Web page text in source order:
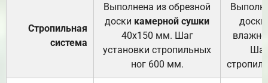
Стропильная
система
Выполнена из обрезной
доски камерной сушки
40х150 мм. Шаг
установки стропильных
ног 600 мм.
доски